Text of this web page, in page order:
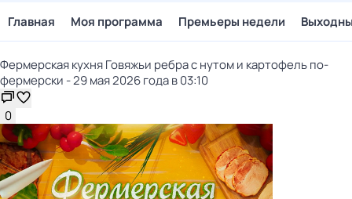
Главная Моя программа Премьеры недели
Фермерская кухня Говяжьи ребра с нутом и картофель по-
фермерски - 29 мая 2026 года в 03:10
0